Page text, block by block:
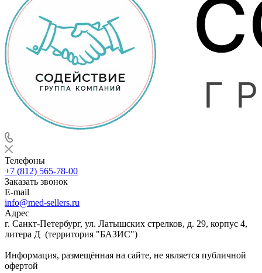
Телефоны
+7 (812) 565-78-00
Заказать звонок
E-mail
info@med-sellers.ru
Адрес
г. Санкт-Петербург, ул. Латышских стрелков, д. 29, корпус 4,
литера Д (территория "БАЗИС")
Информация, размещённая на сайте, не является публичной
офертой